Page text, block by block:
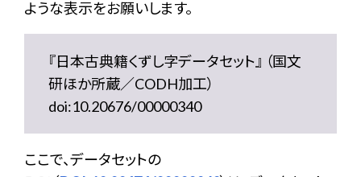
ような表示をお願いします。
『日本古典籍くずし字データセット』 （国文
研ほか所蔵／CODH加工）
doi:10.20676/00000340
ここで、データセットの